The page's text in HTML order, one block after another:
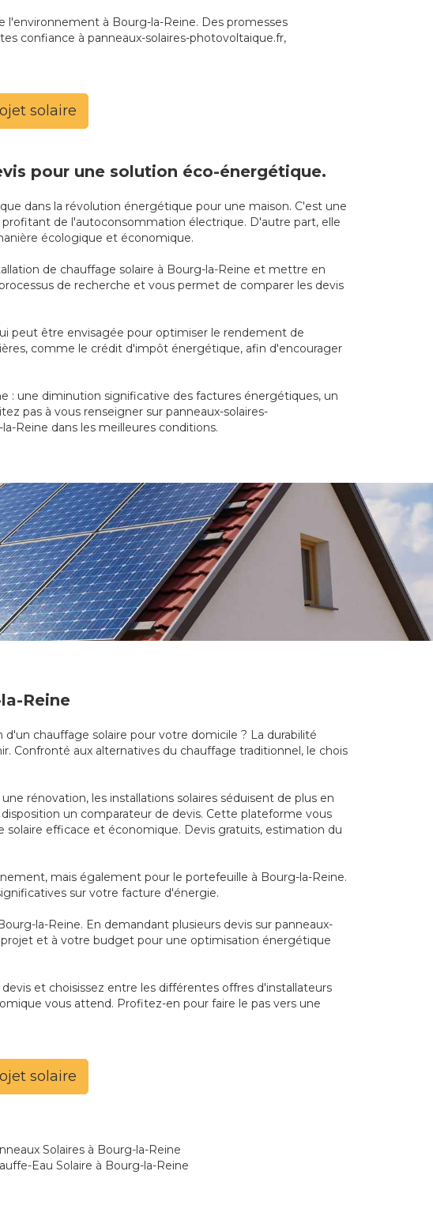
à Bourg-la-Reine. Des promesses
confiance à panneaux-solaires-photovoltaique.fr,
solaire
pour une solution éco-énergétique.
dans la révolution énergétique pour une maison. C'est une
de l'autoconsommation électrique. D'autre part, elle
écologique et économique.
de chauffage solaire à Bourg-la-Reine et mettre en
de recherche et vous permet de comparer les devis
peut être envisagée pour optimiser le rendement de
comme le crédit d'impôt énergétique, afin d'encourager
: une diminution significative des factures énergétiques, un
pas à vous renseigner sur panneaux-solaires-
Reine dans les meilleures conditions.
Reine
chauffage solaire pour votre domicile ? La durabilité
Confronté aux alternatives du chauffage traditionnel, le chois
rénovation, les installations solaires séduisent de plus en
un comparateur de devis. Cette plateforme vous
efficace et économique. Devis gratuits, estimation du
mais également pour le portefeuille à Bourg-la-Reine.
sur votre facture d'énergie.
la-Reine. En demandant plusieurs devis sur panneaux-
et à votre budget pour une optimisation énergétique
et choisissez entre les différentes offres d'installateurs
vous attend. Profitez-en pour faire le pas vers une
solaire
Solaires à Bourg-la-Reine
Eau Solaire à Bourg-la-Reine